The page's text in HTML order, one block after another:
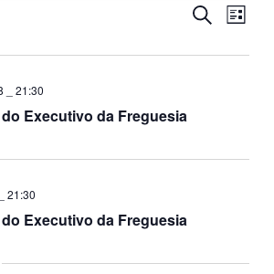
pesquisa
Eventos
Pesquisar
Lista
Executivo da Freguesia
_ 21:30
Executivo da Freguesia
21:30